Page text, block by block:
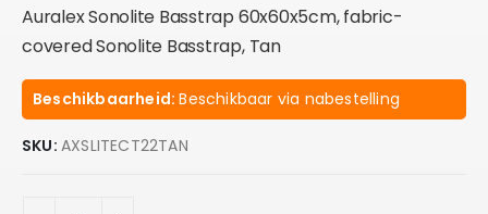
Auralex Sonolite Basstrap 60x60x5cm, fabric-
covered Sonolite Basstrap, Tan
Beschikbaarheid:Beschikbaar via nabestelling
SKU: AXSLITECT22TAN